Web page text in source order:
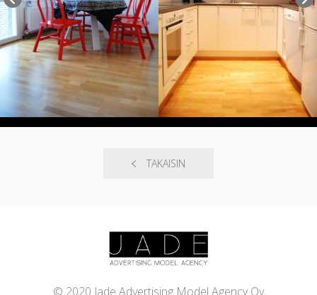
TAKAISIN
© 2020 Jade Advertising Model Agency Oy